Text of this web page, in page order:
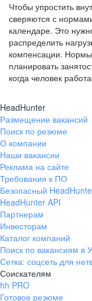
Чтобы упростить
сверяются с
календаре. Это
распределить
компенсации.
планировать
когда человек
HeadHunter
Размещение вакансий
Поиск по резюме
О компании
Наши вакансии
Реклама на сайте
Требования к ПО
Безопасный
HeadHunter API
Партнерам
Инвесторам
Каталог компаний
Поиск по вакансиям в
Сетка: соцсеть для
Соискателям
hh PRO
Готовое резюме